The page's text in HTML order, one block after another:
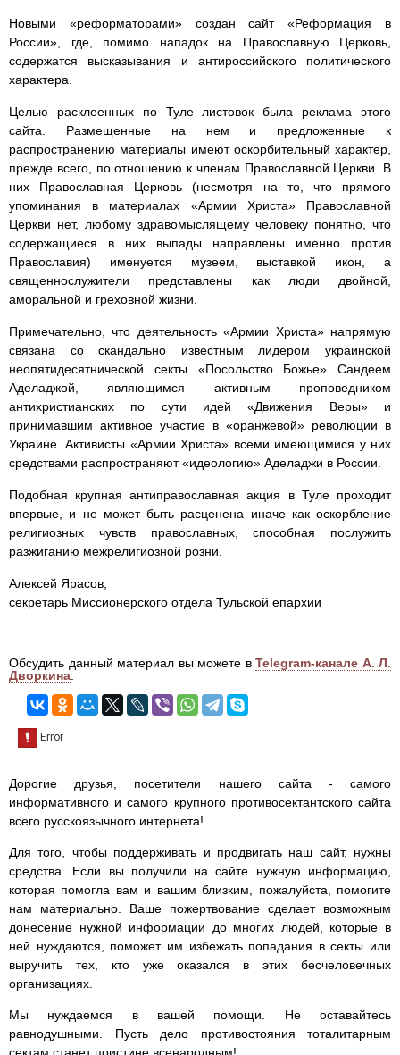
Новыми «реформаторами» создан сайт «Реформация в
России», где, помимо нападок на Православную Церковь,
содержатся высказывания и антироссийского политического
характера.
Целью расклеенных по Туле листовок была реклама этого
сайта. Размещенные на нем и предложенные к
распространению материалы имеют оскорбительный характер,
прежде всего, по отношению к членам Православной Церкви. В
них Православная Церковь (несмотря на то, что прямого
упоминания в материалах «Армии Христа» Православной
Церкви нет, любому здравомыслящему человеку понятно, что
содержащиеся в них выпады направлены именно против
Православия) именуется музеем, выставкой икон, а
священнослужители представлены как люди двойной,
аморальной и греховной жизни.
Примечательно, что деятельность «Армии Христа» напрямую
связана со скандально известным лидером украинской
неопятидесятнической секты «Посольство Божье» Сандеем
Аделаджой, являющимся активным проповедником
антихристианских по сути идей «Движения Веры» и
принимавшим активное участие в «оранжевой» революции в
Украине. Активисты «Армии Христа» всеми имеющимися у них
средствами распространяют «идеологию» Аделаджи в России.
Подобная крупная антиправославная акция в Туле проходит
впервые, и не может быть расценена иначе как оскорбление
религиозных чувств православных, способная послужить
разжиганию межрелигиозной розни.
Алексей Ярасов,
секретарь Миссионерского отдела Тульской епархии
Обсудить данный материал вы можете в Telegram-канале А. Л.
Дворкина
Дорогие друзья, посетители нашего сайта - самого
информативного и самого крупного противосектантского сайта
всего русскоязычного интернета!
Для того, чтобы поддерживать и продвигать наш сайт, нужны
средства. Если вы получили на сайте нужную информацию,
которая помогла вам и вашим близким, пожалуйста, помогите
нам материально. Ваше пожертвование сделает возможным
донесение нужной информации до многих людей, которые в
ней нуждаются, поможет им избежать попадания в секты или
выручить тех, кто уже оказался в этих бесчеловечных
организациях.
Мы нуждаемся в вашей помощи. Не оставайтесь
равнодушными. Пусть дело противостояния тоталитарным